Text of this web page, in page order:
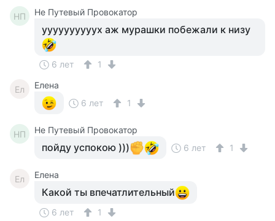
НП Не Путевый Провокатор
уууууууууух аж мурашки побежали к низу
6 лет 1
Ел
Елена
6 лет
1
НП Не Путевый Провокатор
пойду успокою ))) 6 лет 1
Ел Елена
Какой ты впечатлительный
6 лет 1